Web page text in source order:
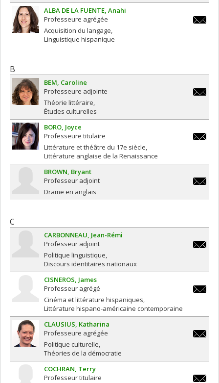
ALBA DE LA FUENTE Anahi
Professeure agrégée
Acquisition du langage
Linguistique hispanique
B
BEM Caroline
Professeure adjointe
Théorie littéraire
Études culturelles
BORO Joyce
Professeure titulaire
Littérature et théâtre du 17e siècle
Littérature anglaise de la Renaissance
BROWN Bryant
Professeur adjoint
Drame en anglais
C
CARBONNEAU Jean-Rémi
Professeur adjoint
Politique linguistique
Discours identitaires nationaux
CISNEROS James
Professeur agrégé
Cinéma et littérature hispaniques
Littérature hispano-américaine contemporaine
CLAUSIUS Katharina
Professeure agrégée
Politique culturelle
Théories de la démocratie
COCHRAN Terry
Professeur titulaire